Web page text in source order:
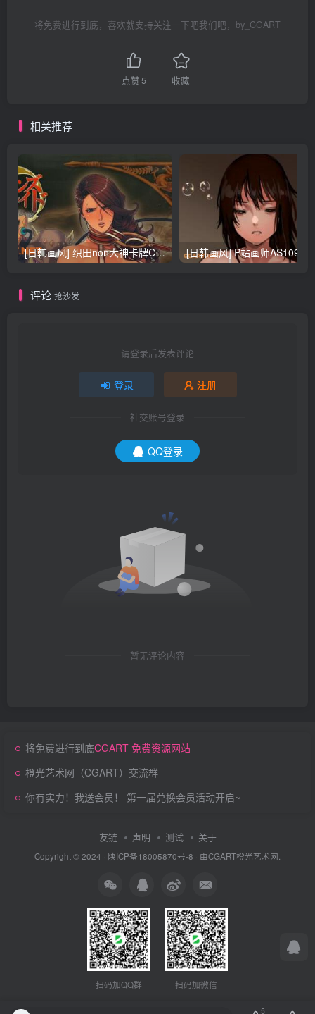
将免费进行到底，喜欢就支持关注一下吧我们吧，by_CGART
点赞 5 收藏
相关推荐
[日韩画风] 织田non大神卡牌CG插画设计画集256P 161M_CG原画资源
评论 抢沙发
请登录后发表评论
登录 注册
社交账号登录
QQ登录
暂无评论内容
将免费进行到底CGART 免费资源网站
橙光艺术网（CGART）交流群
你有实力！我送会员！ 第一届兑换会员活动开启~
友链 声明 测试 关于
Copyright © 2024 · 陕ICP备18005870号-8 · 由CGART橙光艺术网.
扫码加QQ群 扫码加微信
5